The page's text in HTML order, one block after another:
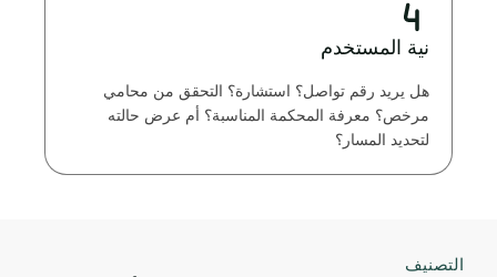
نية المستخدم
هل يريد رقم تواصل؟ استشارة؟ التحقق من محامي
مرخص؟ معرفة المحكمة المناسبة؟ أم عرض حالته
لتحديد المسار؟
التصنيف